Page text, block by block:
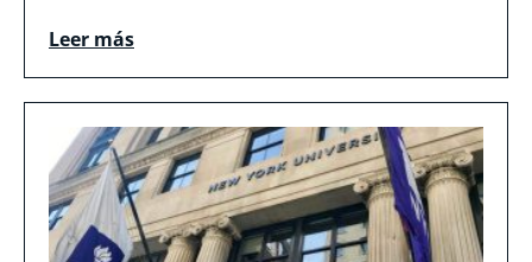
Leer más